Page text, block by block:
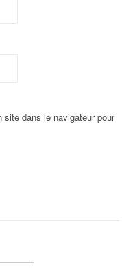
site dans le navigateur pour